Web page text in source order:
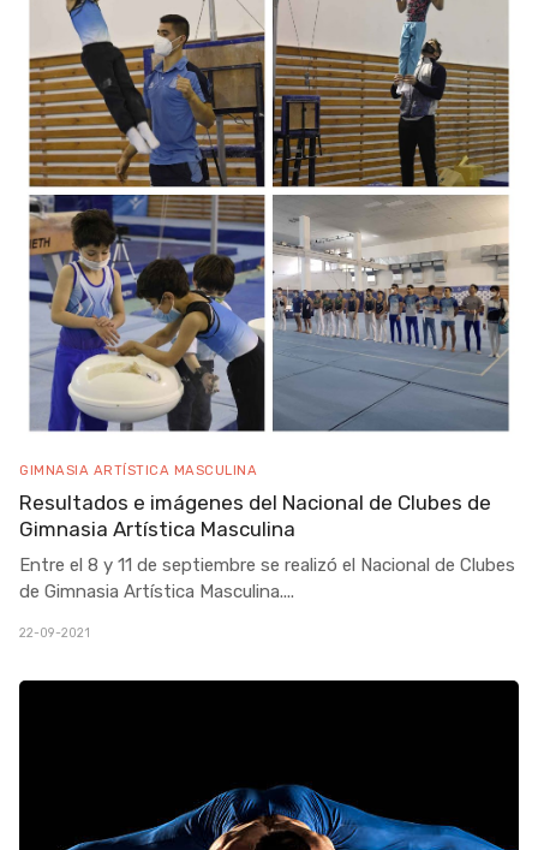
GIMNASIA ARTÍSTICA MASCULINA
Resultados e imágenes del Nacional de Clubes de
Gimnasia Artística Masculina
Entre el 8 y 11 de septiembre se realizó el Nacional de Clubes
de Gimnasia Artística Masculina....
22-09-2021